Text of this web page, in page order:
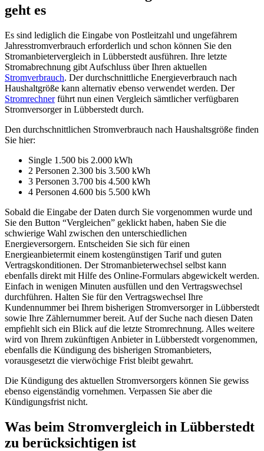
geht es
Es sind lediglich die Eingabe von Postleitzahl und ungefährem
Jahresstromverbrauch erforderlich und schon können Sie den
Stromanbietervergleich in Lübberstedt ausführen. Ihre letzte
Stromabrechnung gibt Aufschluss über Ihren aktuellen
Stromverbrauch. Der durchschnittliche Energieverbrauch nach
Haushaltgröße kann alternativ ebenso verwendet werden. Der
Stromrechnerführt nun einen Vergleich sämtlicher verfügbaren
Stromversorger in Lübberstedt durch.
Den durchschnittlichen Stromverbrauch nach Haushaltsgröße finden
Sie hier:
Single 1.500 bis 2.000 kWh
2 Personen 2.300 bis 3.500 kWh
3 Personen 3.700 bis 4.500 kWh
4 Personen 4.600 bis 5.500 kWh
Sobald die Eingabe der Daten durch Sie vorgenommen wurde und
Sie den Button “Vergleichen” geklickt haben, haben Sie die
schwierige Wahl zwischen den unterschiedlichen
Energieversorgern. Entscheiden Sie sich für einen
Energieanbietermit einem kostengünstigen Tarif und guten
Vertragskonditionen. Der Stromanbieterwechsel selbst kann
ebenfalls direkt mit Hilfe des Online-Formulars abgewickelt werden.
Einfach in wenigen Minuten ausfüllen und den Vertragswechsel
durchführen. Halten Sie für den Vertragswechsel Ihre
Kundennummer bei Ihrem bisherigen Stromversorger in Lübberstedt
sowie Ihre Zählernummer bereit. Auf der Suche nach diesen Daten
empfiehlt sich ein Blick auf die letzte Stromrechnung. Alles weitere
wird von Ihrem zukünftigen Anbieter in Lübberstedt vorgenommen,
ebenfalls die Kündigung des bisherigen Stromanbieters,
vorausgesetzt die vierwöchige Frist bleibt gewahrt.
Die Kündigung des aktuellen Stromversorgers können Sie gewiss
ebenso eigenständig vornehmen. Verpassen Sie aber die
Kündigungsfrist nicht.
Was beim Stromvergleich in Lübberstedt
zu berücksichtigen ist